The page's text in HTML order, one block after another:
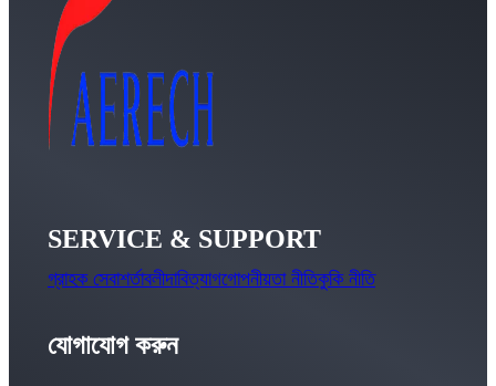
SERVICE & SUPPORT
গ্রাহক সেবাশর্তাবলীদাবিত্যাগগোপনীয়তা নীতিকুকি নীতি
যোগাযোগ করুন